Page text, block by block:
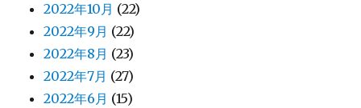
2022年10月 (22)
2022年9月 (22)
2022年8月 (23)
2022年7月 (27)
2022年6月 (15)